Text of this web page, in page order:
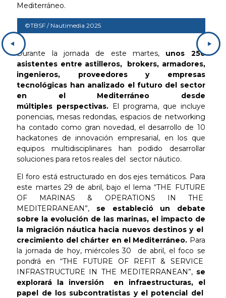
Mediterráneo.
©TBSF / Nautimedia 2025
Durante la jornada de este martes, unos 250
asistentes entre astilleros, brokers, armadores,
ingenieros, proveedores y empresas
tecnológicas han analizado el futuro del sector
en el Mediterráneo desde
múltiples perspectivas. El programa, que incluye
ponencias, mesas redondas, espacios de networking
ha contado como gran novedad, el desarrollo de 10
hackatones de innovación empresarial, en los que
equipos multidisciplinares han podido desarrollar
soluciones para retos reales del sector náutico.
El foro está estructurado en dos ejes temáticos. Para
este martes 29 de abril, bajo el lema “THE FUTURE
OF MARINAS & OPERATIONS IN THE
MEDITERRANEAN”, se estableció un debate
sobre la evolución de las marinas, el impacto de
la migración náutica hacia nuevos destinos y el
crecimiento del chárter en el Mediterráneo. Para
la jornada de hoy, miércoles 30 de abril, el foco se
pondrá en “THE FUTURE OF REFIT & SERVICE
INFRASTRUCTURE IN THE MEDITERRANEAN”,se
explorará la inversión en infraestructuras, el
papel de los subcontratistas y el potencial del